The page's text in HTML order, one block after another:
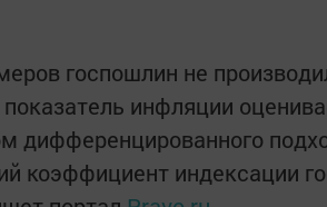
госпошлин не
инфляции
дифференцированного
коэффициент индексации